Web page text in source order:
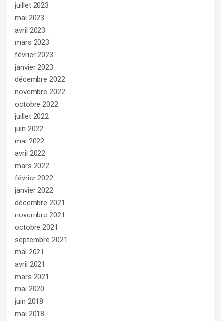
juillet 2023
mai 2023
avril 2023
mars 2023
février 2023
janvier 2023
décembre 2022
novembre 2022
octobre 2022
juillet 2022
juin 2022
mai 2022
avril 2022
mars 2022
février 2022
janvier 2022
décembre 2021
novembre 2021
octobre 2021
septembre 2021
mai 2021
avril 2021
mars 2021
mai 2020
juin 2018
mai 2018